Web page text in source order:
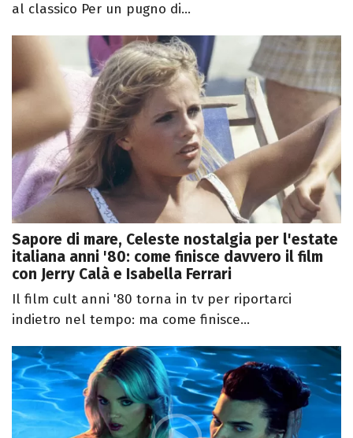
al classico Per un pugno di...
Sapore di mare, Celeste nostalgia per l'estate
italiana anni '80: come finisce davvero il film
con Jerry Calà e Isabella Ferrari
Il film cult anni '80 torna in tv per riportarci
indietro nel tempo: ma come finisce...